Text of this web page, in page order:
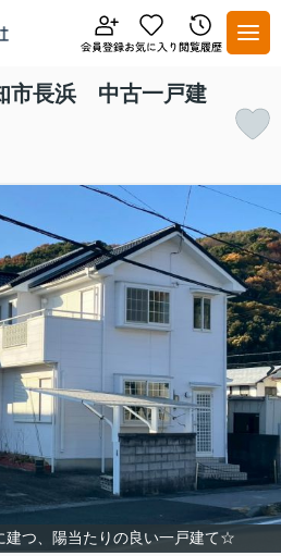
市長浜 中古一戸建
建つ、陽当たりの良い一戸建て☆